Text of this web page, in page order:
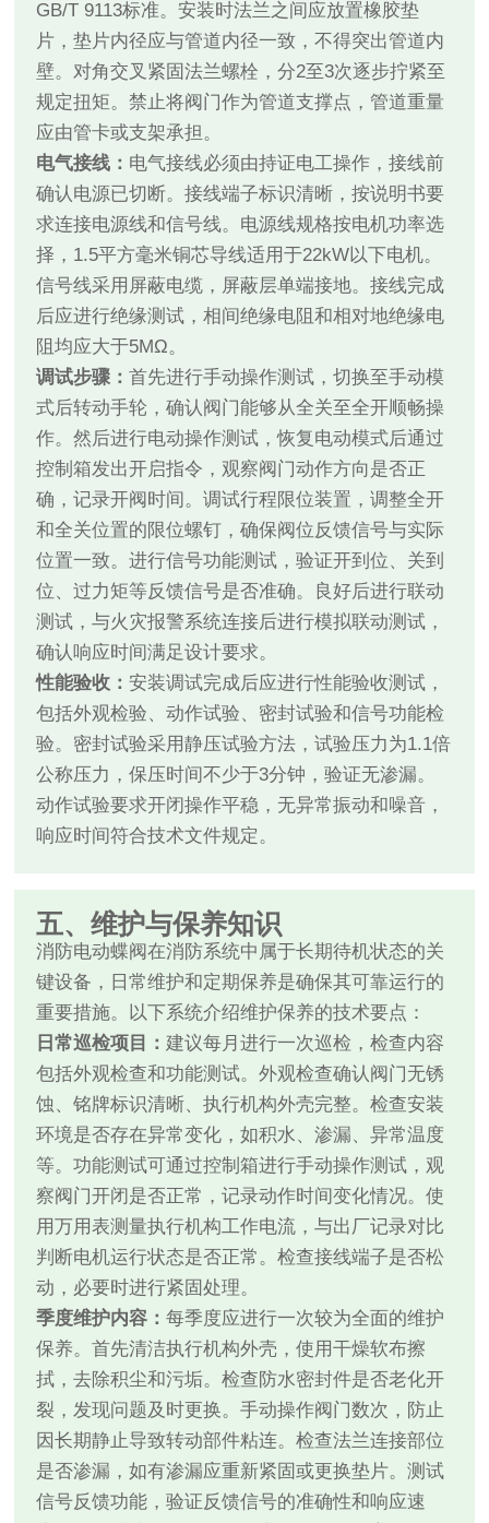
GB/T 9113标准。安装时法兰之间应放置橡胶垫
片，垫片内径应与管道内径一致，不得突出管道内
壁。对角交叉紧固法兰螺栓，分2至3次逐步拧紧至
规定扭矩。禁止将阀门作为管道支撑点，管道重量
应由管卡或支架承担。
电气接线： 电气接线必须由持证电工操作，接线前
确认电源已切断。接线端子标识清晰，按说明书要
求连接电源线和信号线。电源线规格按电机功率选
择，1.5平方毫米铜芯导线适用于22kW以下电机。
信号线采用屏蔽电缆，屏蔽层单端接地。接线完成
后应进行绝缘测试，相间绝缘电阻和相对地绝缘电
阻均应大于5MΩ。
调试步骤：首先进行手动操作测试，切换至手动模
式后转动手轮，确认阀门能够从全关至全开顺畅操
作。然后进行电动操作测试，恢复电动模式后通过
控制箱发出开启指令，观察阀门动作方向是否正
确，记录开阀时间。调试行程限位装置，调整全开
和全关位置的限位螺钉，确保阀位反馈信号与实际
位置一致。进行信号功能测试，验证开到位、关到
位、过力矩等反馈信号是否准确。良好后进行联动
测试，与火灾报警系统连接后进行模拟联动测试，
确认响应时间满足设计要求。
性能验收：安装调试完成后应进行性能验收测试，
包括外观检验、动作试验、密封试验和信号功能检
验。密封试验采用静压试验方法，试验压力为1.1倍
公称压力，保压时间不少于3分钟，验证无渗漏。
动作试验要求开闭操作平稳，无异常振动和噪音，
响应时间符合技术文件规定。
五、维护与保养知识
消防电动蝶阀在消防系统中属于长期待机状态的关
键设备，日常维护和定期保养是确保其可靠运行的
重要措施。以下系统介绍维护保养的技术要点：
日常巡检项目：建议每月进行一次巡检，检查内容
包括外观检查和功能测试。外观检查确认阀门无锈
蚀、铭牌标识清晰、执行机构外壳完整。检查安装
环境是否存在异常变化，如积水、渗漏、异常温度
等。功能测试可通过控制箱进行手动操作测试，观
察阀门开闭是否正常，记录动作时间变化情况。使
用万用表测量执行机构工作电流，与出厂记录对比
判断电机运行状态是否正常。检查接线端子是否松
动，必要时进行紧固处理。
季度维护内容：每季度应进行一次较为全面的维护
保养。首先清洁执行机构外壳，使用干燥软布擦
拭，去除积尘和污垢。检查防水密封件是否老化开
裂，发现问题及时更换。手动操作阀门数次，防止
因长期静止导致转动部件粘连。检查法兰连接部位
是否渗漏，如有渗漏应重新紧固或更换垫片。测试
信号反馈功能，验证反馈信号的准确性和响应速